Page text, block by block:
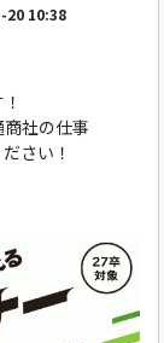
20 10:38
社の仕事
さい！